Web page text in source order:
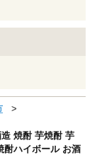
焼酎 芋焼酎 芋
酎ハイボール お酒